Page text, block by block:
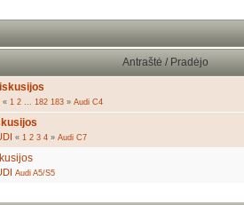
Antraštė / Pradėjo
« 1 2 182 183 » Audi C4
« 1 2 3 4 » Audi C7
Audi A5/S5